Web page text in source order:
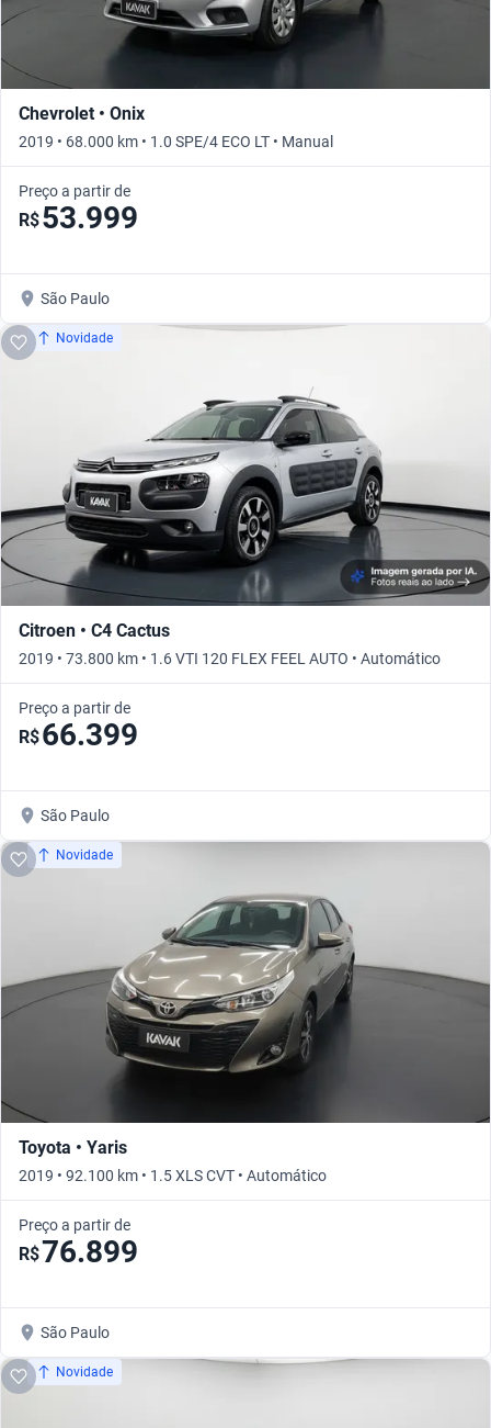
Chevrolet • Onix
2019 • 68.000 km • 1.0 SPE/4 ECO LT • Manual
Preço a partir de
R$53.999
São Paulo
Novidade
Citroen • C4 Cactus
2019 • 73.800 km • 1.6 VTI 120 FLEX FEEL AUTO • Automático
Preço a partir de
R$66.399
São Paulo
Novidade
Toyota • Yaris
2019 • 92.100 km • 1.5 XLS CVT • Automático
Preço a partir de
R$76.899
São Paulo
Novidade